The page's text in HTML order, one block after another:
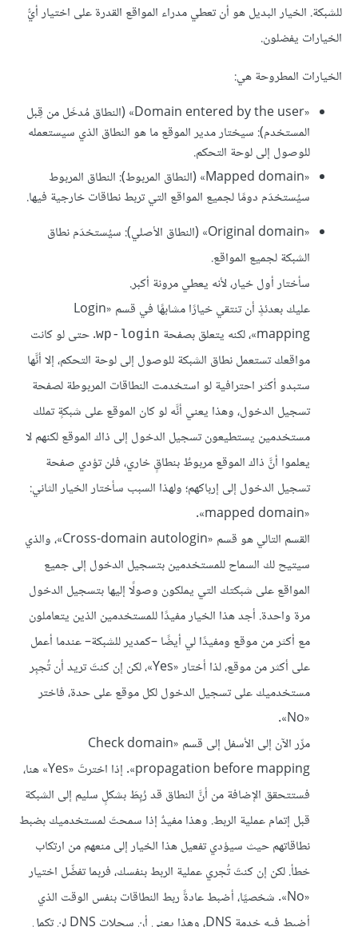
للشبكة. الخيار البديل هو أن تعطي مدراء المواقع القدرة على اختيار أيُّ
الخيارات يفضلون.
الخيارات المطروحة هي:
«Domain entered by the user» (النطاق مُدخَل من قِبل
المستخدم): سيختار مدير الموقع ما هو النطاق الذي سيستعمله
للوصول إلى لوحة التحكم.
«Mapped domain» (النطاق المربوط): النطاق المربوط
سيُستخدَم دومًا لجميع المواقع التي تربط نطاقات خارجية فيها.
«Original domain» (النطاق الأصلي): سيُستخدَم نطاق
الشبكة لجميع المواقع.
سأختار أول خيار، لأنه يعطي مرونة أكبر.
عليك بعدئذٍ أن تنتقي خيارًا مشابهًا في قسم «Login
mapping»، لكنه يتعلق بصفحة
wp-login. حتى لو كانت
مواقعك تستعمل نطاق الشبكة للوصول إلى لوحة التحكم، إلا أنَّها
ستبدو أكثر احترافية لو استخدمت النطاقات المربوطة لصفحة
تسجيل الدخول، وهذا يعني أنَّه لو كان الموقع على شبكةٍ تملك
مستخدمين يستطيعون تسجيل الدخول إلى ذاك الموقع لكنهم لا
يعلموا أنَّ ذاك الموقع مربوطٌ بنطاقٍ خاري، فلن تؤدي صفحة
تسجيل الدخول إلى إرباكهم؛ ولهذا السبب سأختار الخيار الثاني:
«mapped domain».
القسم التالي هو قسم «Cross-domain autologin»، والذي
سيتيح لك السماح للمستخدمين بتسجيل الدخول إلى جميع
المواقع على شبكتك التي يملكون وصولًا إليها بتسجيل الدخول
مرة واحدة. أجد هذا الخيار مفيدًا للمستخدمين الذين يتعاملون
مع أكثر من موقع ومفيدًا لي أيضًا –كمدير للشبكة– عندما أعمل
على أكثر من موقع، لذا أختار «Yes»، لكن إن كنتَ تريد أن تُجبِر
مستخدميك على تسجيل الدخول لكل موقع على حدة، فاختر
«No».
مرِّر الآن إلى الأسفل إلى قسم «Check domain
propagation before mapping». إذا اخترتَ «Yes» هنا،
فستتحقق الإضافة من أنَّ النطاق قد رُبِطَ بشكلٍ سليم إلى الشبكة
قبل إتمام عملية الربط. وهذا مفيدٌ إذا سمحتَ لمستخدميك بضبط
نطاقاتهم حيث سيؤدي تفعيل هذا الخيار إلى منعهم من ارتكاب
خطأ. لكن إن كنتَ تُجري عملية الربط بنفسك، فربما تفضِّل اختيار
«No». شخصيًا، أضبط عادةً ربط النطاقات بنفس الوقت الذي